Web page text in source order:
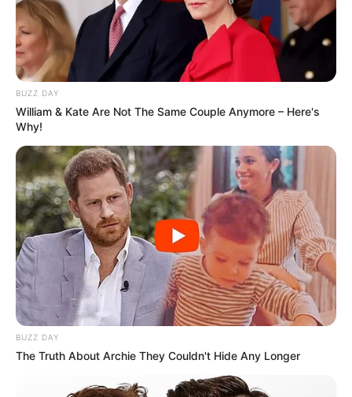
BUZZ DAY
William & Kate Are Not The Same Couple Anymore – Here's
Why!
BUZZ DAY
The Truth About Archie They Couldn't Hide Any Longer